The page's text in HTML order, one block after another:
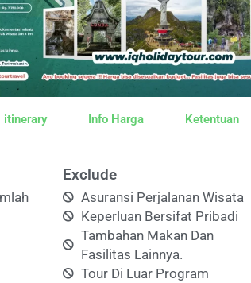
itinerary Info Harga Ketentuan
Exclude
Asuransi Perjalanan Wisata
Keperluan Bersifat Pribadi
Tambahan Makan Dan
Fasilitas Lainnya.
Tour Di Luar Program